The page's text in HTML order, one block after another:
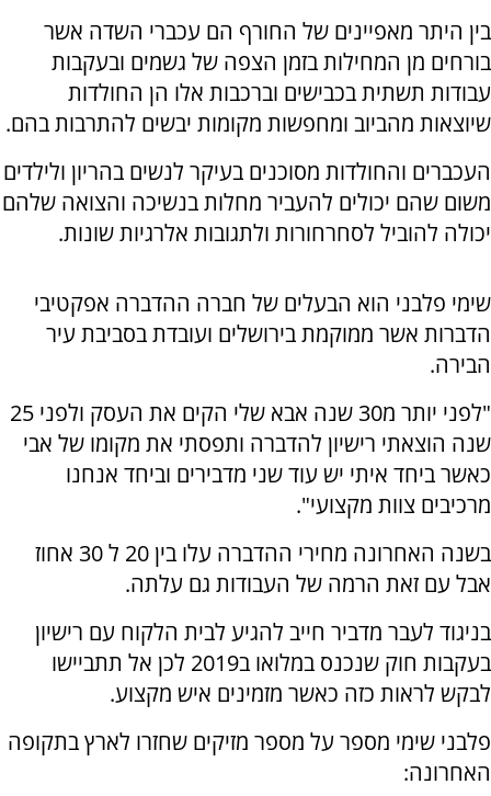
בין היתר מאפיינים של החורף הם עכברי השדה אשר
בורחים מן המחילות בזמן הצפה של גשמים ובעקבות
עבודות תשתית בכבישים וברכבות אלו הן החולדות
שיוצאות מהביוב ומחפשות מקומות יבשים להתרבות בהם.
העכברים והחולדות מסוכנים בעיקר לנשים בהריון ולילדים
משום שהם יכולים להעביר מחלות בנשיכה והצואה שלהם
יכולה להוביל לסחרחורות ולתגובות אלרגיות שונות.
שימי פלבני הוא הבעלים של חברה ההדברה אפקטיבי
הדברות אשר ממוקמת בירושלים ועובדת בסביבת עיר
הבירה.
"לפני יותר מ30 שנה אבא שלי הקים את העסק ולפני 25
שנה הוצאתי רישיון להדברה ותפסתי את מקומו של אבי
כאשר ביחד איתי יש עוד שני מדבירים וביחד אנחנו
מרכיבים צוות מקצועי".
בשנה האחרונה מחירי ההדברה עלו בין 20 ל 30 אחוז
אבל עם זאת הרמה של העבודות גם עלתה.
בניגוד לעבר מדביר חייב להגיע לבית הלקוח עם רישיון
בעקבות חוק שנכנס במלואו ב2019 לכן אל תתביישו
לבקש לראות כזה כאשר מזמינים איש מקצוע.
פלבני שימי מספר על מספר מזיקים שחזרו לארץ בתקופה
האחרונה: